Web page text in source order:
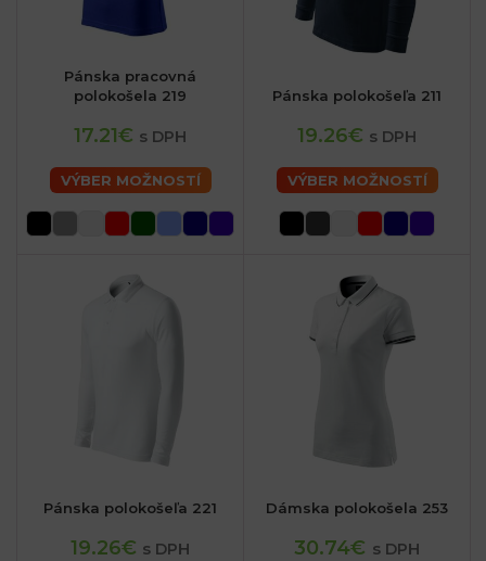
Pánska pracovná
polokošela 219
17.21€ s DPH
VÝBER MOŽNOSTÍ
Pánska polokošeľa 211
19.26€ s DPH
VÝBER MOŽNOSTÍ
Pánska polokošeľa 221
19.26€ s DPH
Dámska polokošela 253
30.74€ s DPH